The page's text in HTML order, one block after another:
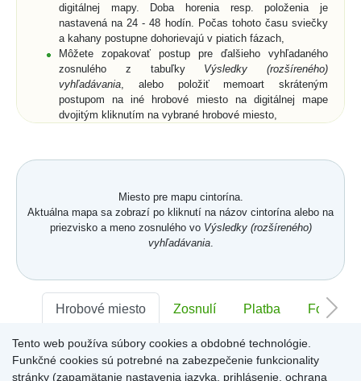
digitálnej mapy. Doba horenia resp. položenia je
nastavená na 24 - 48 hodín. Počas tohoto času sviečky
a kahany postupne dohorievajú v piatich fázach,
Môžete zopakovať postup pre ďalšieho vyhľadaného
zosnulého z tabuľky Výsledky (rozšíreného)
vyhľadávania , alebo položiť memoart skráteným
postupom na iné hrobové miesto na digitálnej mape
dvojitým kliknutím na vybrané hrobové miesto,
mape, nemusíte vyplniť poleText spomienkyaOd koho,
text nad memoartami, alebo cez ikonu
Miesto pre mapu cintorína.
Aktuálna mapa sa zobrazí po kliknutí na názov cintorína alebo na
priezvisko a meno zosnulého vo Výsledky (rozšíreného)
vyhľadávania.
Hrobové miesto Zosnulí Platba Foto
Sektor:- Rad:- Číslo:-
Tento web používa súbory cookies a obdobné technológie.
Funkčné cookies sú potrebné na zabezpečenie funkcionality
stránky (zapamätanie nastavenia jazyka, prihlásenie, ochrana